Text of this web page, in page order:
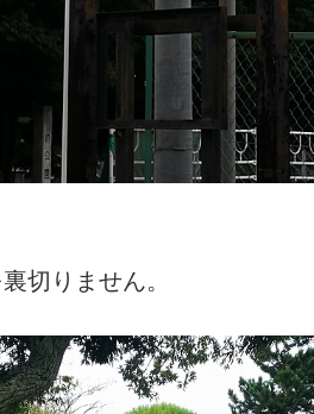
切りません。